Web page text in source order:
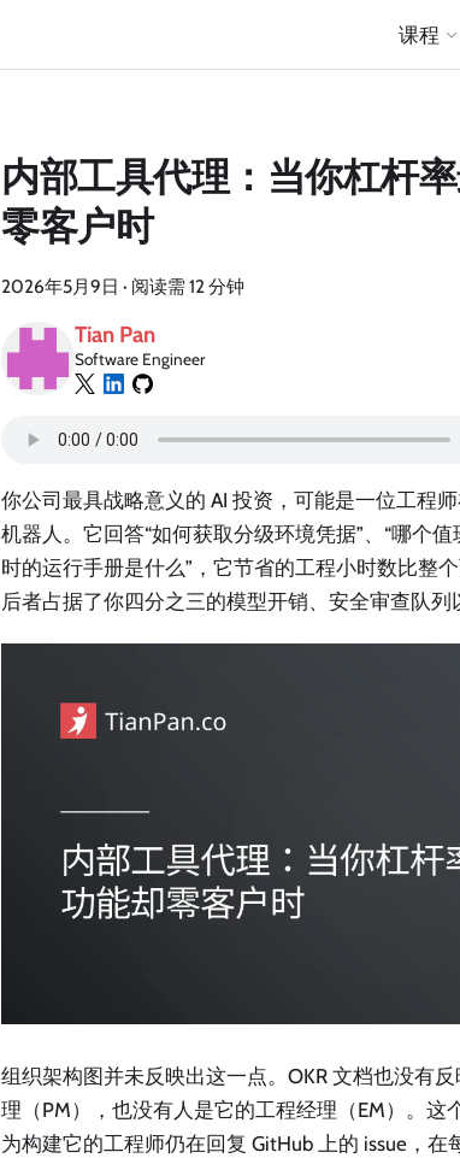
课程
内部工具代理：当你杠杆
零客户时
2026年5月9日 · 阅读需 12 分钟
Tian Pan
Software Engineer
你公司最具战略意义的 AI 投资，可能是一位工程
机器人。它回答“如何获取分级环境凭据”、“哪个
时的运行手册是什么”，它节省的工程小时数比整
后者占据了你四分之三的模型开销、安全审查队列
组织架构图并未反映出这一点。OKR 文档也没有
理（PM），也没有人是它的工程经理（EM）。这
为构建它的工程师仍在回复 GitHub 上的 issue，